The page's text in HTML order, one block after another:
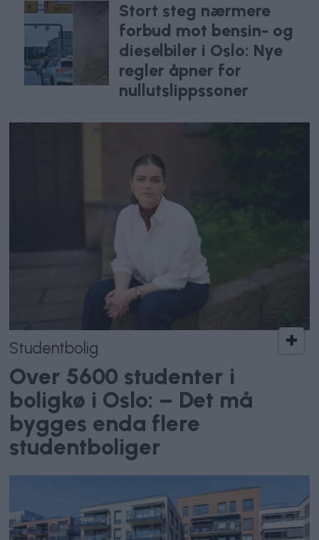
Stort steg nærmere
forbud mot bensin- og
dieselbiler i Oslo: Nye
regler åpner for
nullutslippssoner
Studentbolig
Over 5600 studenter i
boligkø i Oslo: – Det må
bygges enda flere
studentboliger